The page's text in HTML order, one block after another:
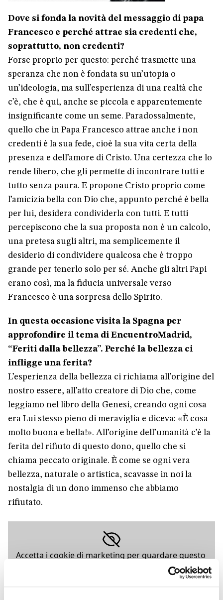
Dove si fonda la novità del messaggio di papa
Francesco e perché attrae sia credenti che,
soprattutto, non credenti?
Forse proprio per questo: perché trasmette una
speranza che non è fondata su un’utopia o
un’ideologia, ma sull’esperienza di una realtà che
c’è, che è qui, anche se piccola e apparentemente
insignificante come un seme. Paradossalmente,
quello che in Papa Francesco attrae anche i non
credenti è la sua fede, cioè la sua vita certa della
presenza e dell’amore di Cristo. Una certezza che lo
rende libero, che gli permette di incontrare tutti e
tutto senza paura. E propone Cristo proprio come
l’amicizia bella con Dio che, appunto perché è bella
per lui, desidera condividerla con tutti. E tutti
percepiscono che la sua proposta non è un calcolo,
una pretesa sugli altri, ma semplicemente il
desiderio di condividere qualcosa che è troppo
grande per tenerlo solo per sé. Anche gli altri Papi
erano così, ma la fiducia universale verso
Francesco è una sorpresa dello Spirito.
In questa occasione visita la Spagna per
approfondire il tema di EncuentroMadrid,
“Feriti dalla bellezza”. Perché la bellezza ci
infligge una ferita?
L’esperienza della bellezza ci richiama all’origine del
nostro essere, all’atto creatore di Dio che, come
leggiamo nel libro della Genesi, creando ogni cosa
era Lui stesso pieno di meraviglia e diceva: «È cosa
molto buona e bella!». All’origine dell’umanità c’è la
ferita del rifiuto di questo dono, quello che si
chiama peccato originale. È come se ogni vera
bellezza, naturale o artistica, scavasse in noi la
nostalgia di un dono immenso che abbiamo
rifiutato.
Accetta i cookie di marketing per guardare questo